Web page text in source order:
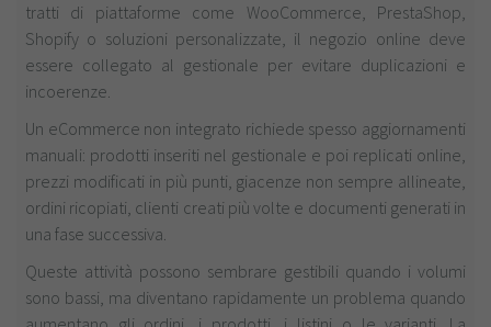
tratti di piattaforme come WooCommerce, PrestaShop,
Shopify o soluzioni personalizzate, il negozio online deve
essere collegato al gestionale per evitare duplicazioni e
incoerenze.
Un eCommerce non integrato richiede spesso aggiornamenti
manuali: prodotti inseriti nel gestionale e poi replicati online,
prezzi modificati in più punti, giacenze non sempre allineate,
ordini ricopiati, clienti creati più volte e documenti generati in
una fase successiva.
Queste attività possono sembrare gestibili quando i volumi
sono bassi, ma diventano rapidamente un problema quando